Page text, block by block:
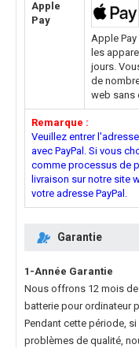
Apple
Pay
Apple
les
jours.
de
web sans
Remarque :
Veuillez entrer
avec PayPal. Si vous
comme processus de
livraison sur notre site
votre adresse PayPal.
Garantie
1-Année Garantie
Nous offrons 12 mois
batterie pour ordinateur
Pendant cette période,
problèmes de qualité,